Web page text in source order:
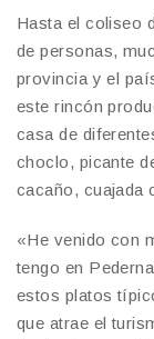
Hasta el coliseo
de personas,
provincia y el
este rincón
casa de
choclo, picante
cacaño, cuajada
«He venido con
tengo en
estos platos
que atrae el